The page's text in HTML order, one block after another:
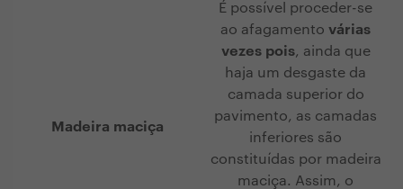
Madeira maciça
É possível proceder-se
ao afagamento várias
vezes pois, ainda que
haja um desgaste da
camada superior do
pavimento, as camadas
inferiores são
constituídas por madeira
maciça. Assim, o